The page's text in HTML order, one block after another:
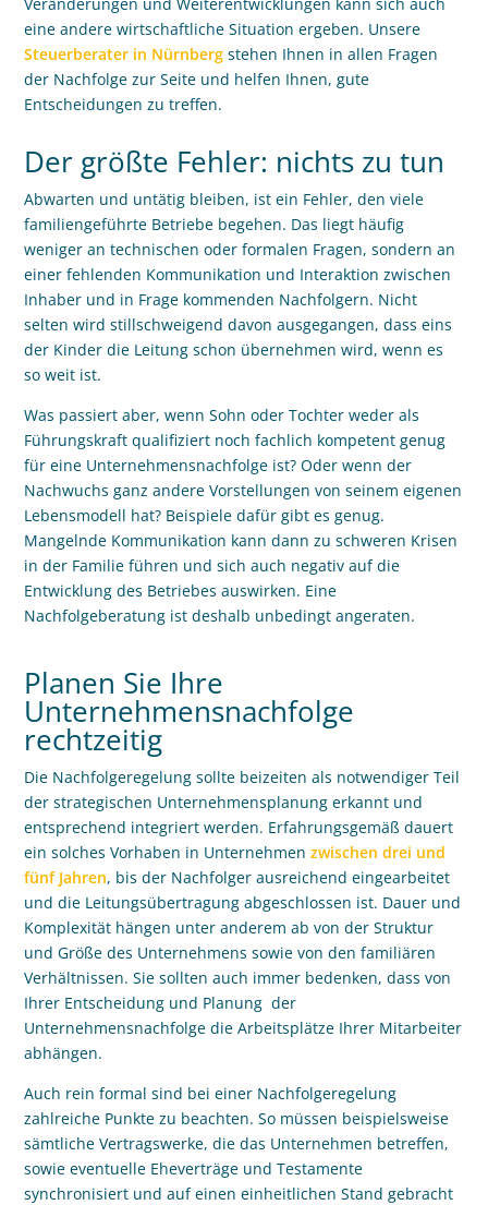
eine andere wirtschaftliche Situation ergeben. Unsere
Steuerberater in Nürnberg stehen Ihnen in allen Fragen
der Nachfolge zur Seite und helfen Ihnen, gute
Entscheidungen zu treffen.
Der größte Fehler: nichts zu tun
Abwarten und untätig bleiben, ist ein Fehler, den viele
familiengeführte Betriebe begehen. Das liegt häufig
weniger an technischen oder formalen Fragen, sondern an
einer fehlenden Kommunikation und Interaktion zwischen
Inhaber und in Frage kommenden Nachfolgern. Nicht
selten wird stillschweigend davon ausgegangen, dass eins
der Kinder die Leitung schon übernehmen wird, wenn es
so weit ist.
Was passiert aber, wenn Sohn oder Tochter weder als
Führungskraft qualifiziert noch fachlich kompetent genug
für eine Unternehmensnachfolge ist? Oder wenn der
Nachwuchs ganz andere Vorstellungen von seinem eigenen
Lebensmodell hat? Beispiele dafür gibt es genug.
Mangelnde Kommunikation kann dann zu schweren Krisen
in der Familie führen und sich auch negativ auf die
Entwicklung des Betriebes auswirken. Eine
Nachfolgeberatung ist deshalb unbedingt angeraten.
Planen Sie Ihre
Unternehmensnachfolge
rechtzeitig
Die Nachfolgeregelung sollte beizeiten als notwendiger Teil
der strategischen Unternehmensplanung erkannt und
entsprechend integriert werden. Erfahrungsgemäß dauert
ein solches Vorhaben in Unternehmenzwischen drei und
fünf Jahren, bis der Nachfolger ausreichend eingearbeitet
und die Leitungsübertragung abgeschlossen ist. Dauer und
Komplexität hängen unter anderem ab von der Struktur
und Größe des Unternehmens sowie von den familiären
Verhältnissen. Sie sollten auch immer bedenken, dass von
Ihrer Entscheidung und Planung der
Unternehmensnachfolge die Arbeitsplätze Ihrer Mitarbeiter
abhängen.
Auch rein formal sind bei einer Nachfolgeregelung
zahlreiche Punkte zu beachten. So müssen beispielsweise
sämtliche Vertragswerke, die das Unternehmen betreffen,
sowie eventuelle Eheverträge und Testamente
synchronisiert und auf einen einheitlichen Stand gebracht